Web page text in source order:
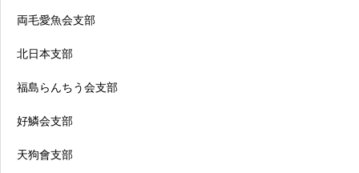
両毛愛魚会支部
北日本支部
福島らんちう会支部
好鱗会支部
天狗會支部